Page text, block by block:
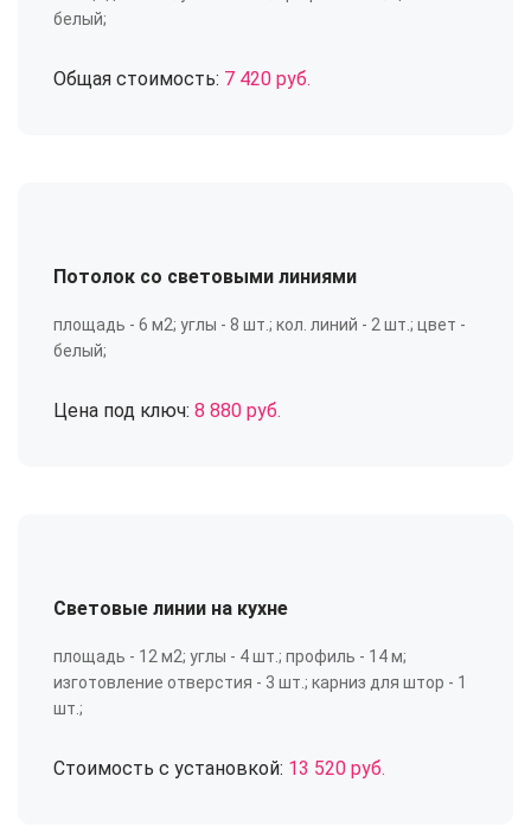
белый;
Общая стоимость: 7 420 руб.
Потолок со световыми линиями
площадь - 6 м2; углы - 8 шт.; кол. линий - 2 шт.; цвет -
белый;
Цена под ключ: 8 880 руб.
Световые линии на кухне
площадь - 12 м2; углы - 4 шт.; профиль - 14 м;
изготовление отверстия - 3 шт.; карниз для штор - 1
шт.;
Стоимость с установкой: 13 520 руб.